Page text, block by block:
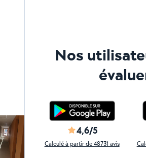
Nos
4,6/5
Calculé à partir de 48731 avis